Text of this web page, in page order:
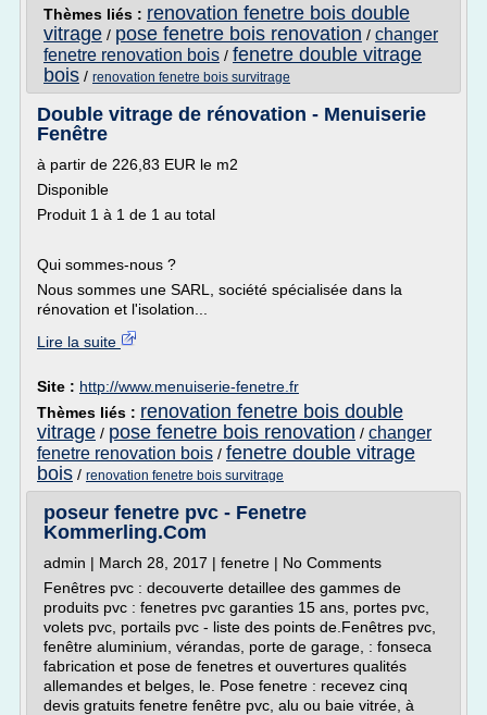
Thèmes liés : renovation fenetre bois double
vitrage / pose fenetre bois renovation / changer
fenetre renovation bois / fenetre double vitrage
bois / renovation fenetre bois survitrage
Double vitrage de rénovation - Menuiserie
Fenêtre
à partir de 226,83 EUR le m2
Disponible
Produit 1 à 1 de 1 au total
Qui sommes-nous ?
Nous sommes une SARL, société spécialisée dans la
rénovation et l'isolation...
Lire la suite
Site : http://www.menuiserie-fenetre.fr
Thèmes liés : renovation fenetre bois double
vitrage / pose fenetre bois renovation / changer
fenetre renovation bois / fenetre double vitrage
bois / renovation fenetre bois survitrage
poseur fenetre pvc - Fenetre
Kommerling.Com
admin | March 28, 2017 | fenetre | No Comments
Fenêtres pvc : decouverte detaillee des gammes de
produits pvc : fenetres pvc garanties 15 ans, portes pvc,
volets pvc, portails pvc - liste des points de.Fenêtres pvc,
fenêtre aluminium, vérandas, porte de garage, : fonseca
fabrication et pose de fenetres et ouvertures qualités
allemandes et belges, le. Pose fenetre : recevez cinq
devis gratuits fenetre fenêtre pvc, alu ou baie vitrée, à